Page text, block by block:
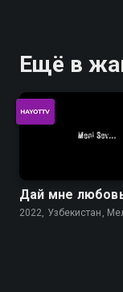
Ещё в
Дай мне
2022, Узбекистан,